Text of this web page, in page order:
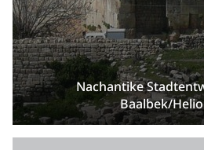
Nachantike
Baalbek/